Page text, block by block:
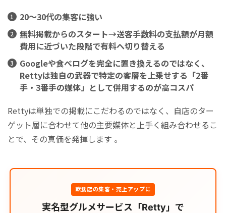
20〜30代の集客に強い
無料掲載からのスタート→送客手数料の支払額が月額
費用に近づいた段階で有料へ切り替える
Googleや食べログを完全に置き換えるのではなく、
Rettyは独自の武器で特定の客層を上乗せする「2番
手・3番手の媒体」として併用するのが高コスパ
Rettyは単独での掲載にこだわるのではなく、自店のター
ゲット層に合わせて他の主要媒体と上手く組み合わせるこ
とで、その真価を発揮します 。
飲食店の集客・売上アップに
実名型グルメサービス「Retty」で